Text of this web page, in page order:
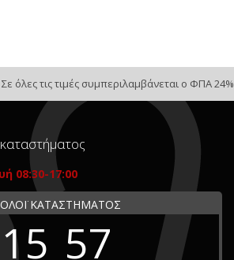
Σε όλες τις τιμές συμπεριλαμβάνεται ο ΦΠΑ 24%
08:30-17:00
ΚΑΤΑΣΤΗΜΑΤΟΣ
15 57